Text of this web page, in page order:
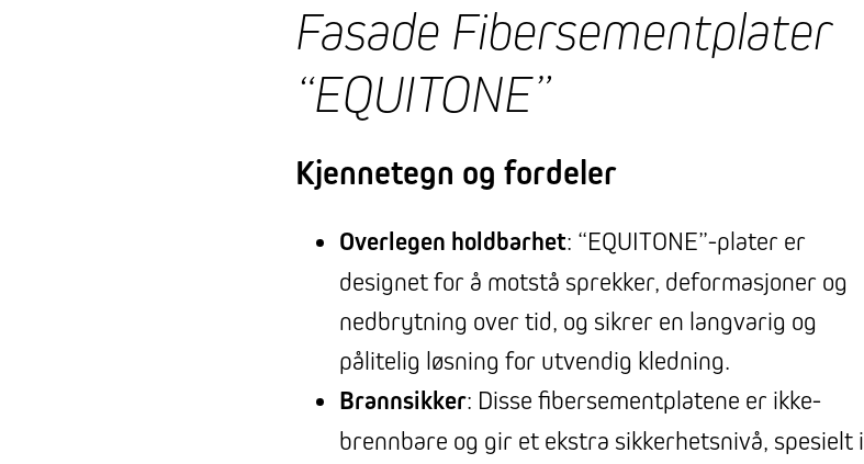
Fasade Fibersementplater
“EQUITONE”
Kjennetegn og fordeler
Overlegen holdbarhet: “EQUITONE”-plater er
designet for å motstå sprekker, deformasjoner og
nedbrytning over tid, og sikrer en langvarig og
pålitelig løsning for utvendig kledning.
Brannsikker: Disse fibersementplatene er ikke-
brennbare og gir et ekstra sikkerhetsnivå, spesielt i